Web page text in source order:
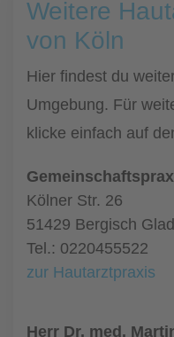
Weitere
von Köln
Hier findest du
Umgebung. Für
klicke einfach auf
Kölner Str. 26
51429 Bergisch
Tel.: 0220455522
zur Hautarztpraxis
Herr Dr. med.